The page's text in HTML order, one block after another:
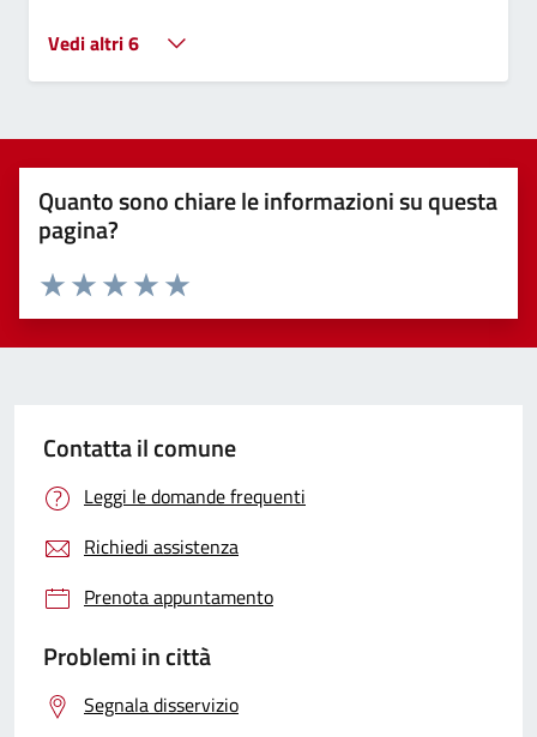
Vedi altri 6
Quanto sono chiare le informazioni su questa
pagina?
Valuta 5 stelle su 5
Valuta 4 stelle su 5
Valuta 3 stelle su 5
Valuta 2 stelle su 5
Valuta 1 stelle su 5
Contatta il comune
Leggi le domande frequenti
Richiedi assistenza
Prenota appuntamento
Problemi in città
Segnala disservizio